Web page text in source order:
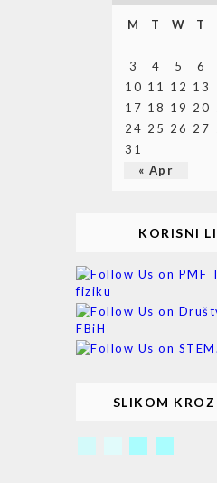
M T W T
« Apr
3
4 5 6
10 11 12 13
17 18 19 20
24 25 26 27
31
KORISNI
SLIKOM